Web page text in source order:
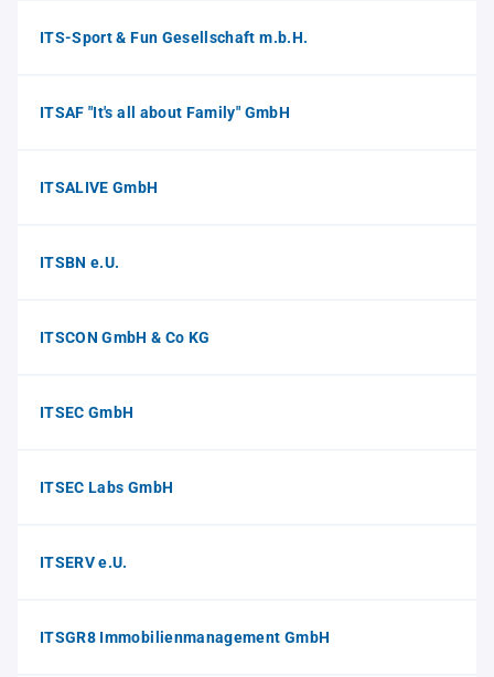
ITS-Sport & Fun Gesellschaft m.b.H.
ITSAF "It's all about Family" GmbH
ITSALIVE GmbH
ITSBN e.U.
ITSCON GmbH & Co KG
ITSEC GmbH
ITSEC Labs GmbH
ITSERV e.U.
ITSGR8 Immobilienmanagement GmbH